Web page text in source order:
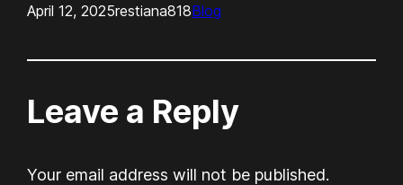
April 12, 2025restiana818Blog
Leave a Reply
Your email address will not be published.